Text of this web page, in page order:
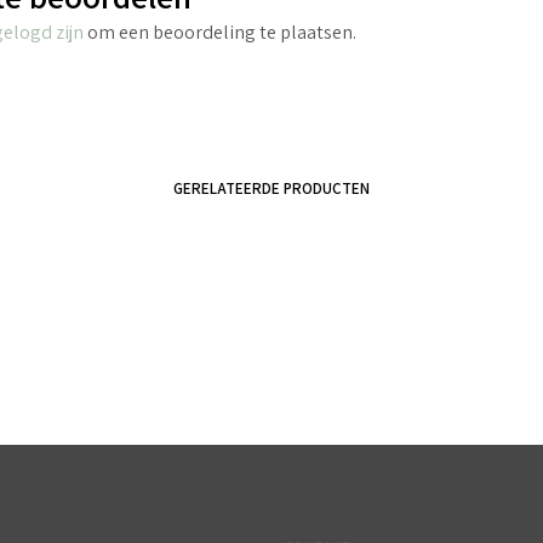
zijnom een beoordeling te plaatsen.
GERELATEERDE PRODUCTEN